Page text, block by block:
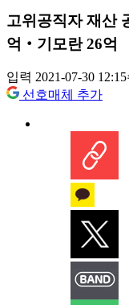
고위공직자 재산
억‧기모란 26억
입력 2021-07-30 12:15
선호매체 추가